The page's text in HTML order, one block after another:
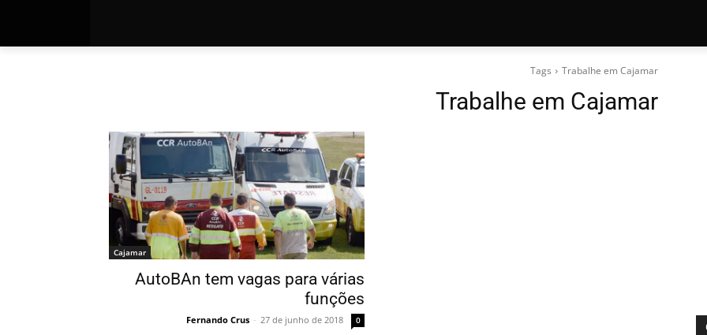
Tags Trabalhe em Cajamar
Trabalhe em Cajamar
Cajamar
AutoBAn tem vagas para várias
funções
Fernando Crus - 27 de junho de 2018 0